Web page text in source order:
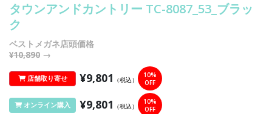
タウンアンドカントリー TC-8087_53_ブラッ
ク
ベストメガネ店頭価格
¥10,890 →
店舗取り寄せ ¥9,801 （税込）
10%
OFF
オンライン購入 ¥9,801 （税込）
10%
OFF